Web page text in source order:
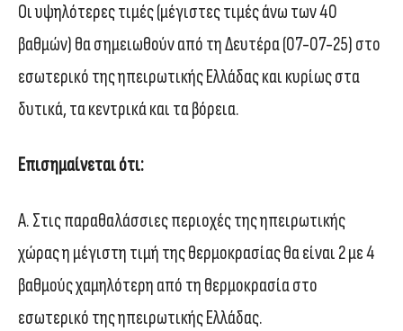
Οι υψηλότερες τιμές (μέγιστες τιμές άνω των 40
βαθμών) θα σημειωθούν από τη Δευτέρα (07-07-25) στο
εσωτερικό της ηπειρωτικής Ελλάδας και κυρίως στα
δυτικά, τα κεντρικά και τα βόρεια.
Επισημαίνεται ότι:
Α. Στις παραθαλάσσιες περιοχές της ηπειρωτικής
χώρας η μέγιστη τιμή της θερμοκρασίας θα είναι 2 με 4
βαθμούς χαμηλότερη από τη θερμοκρασία στο
εσωτερικό της ηπειρωτικής Ελλάδας.